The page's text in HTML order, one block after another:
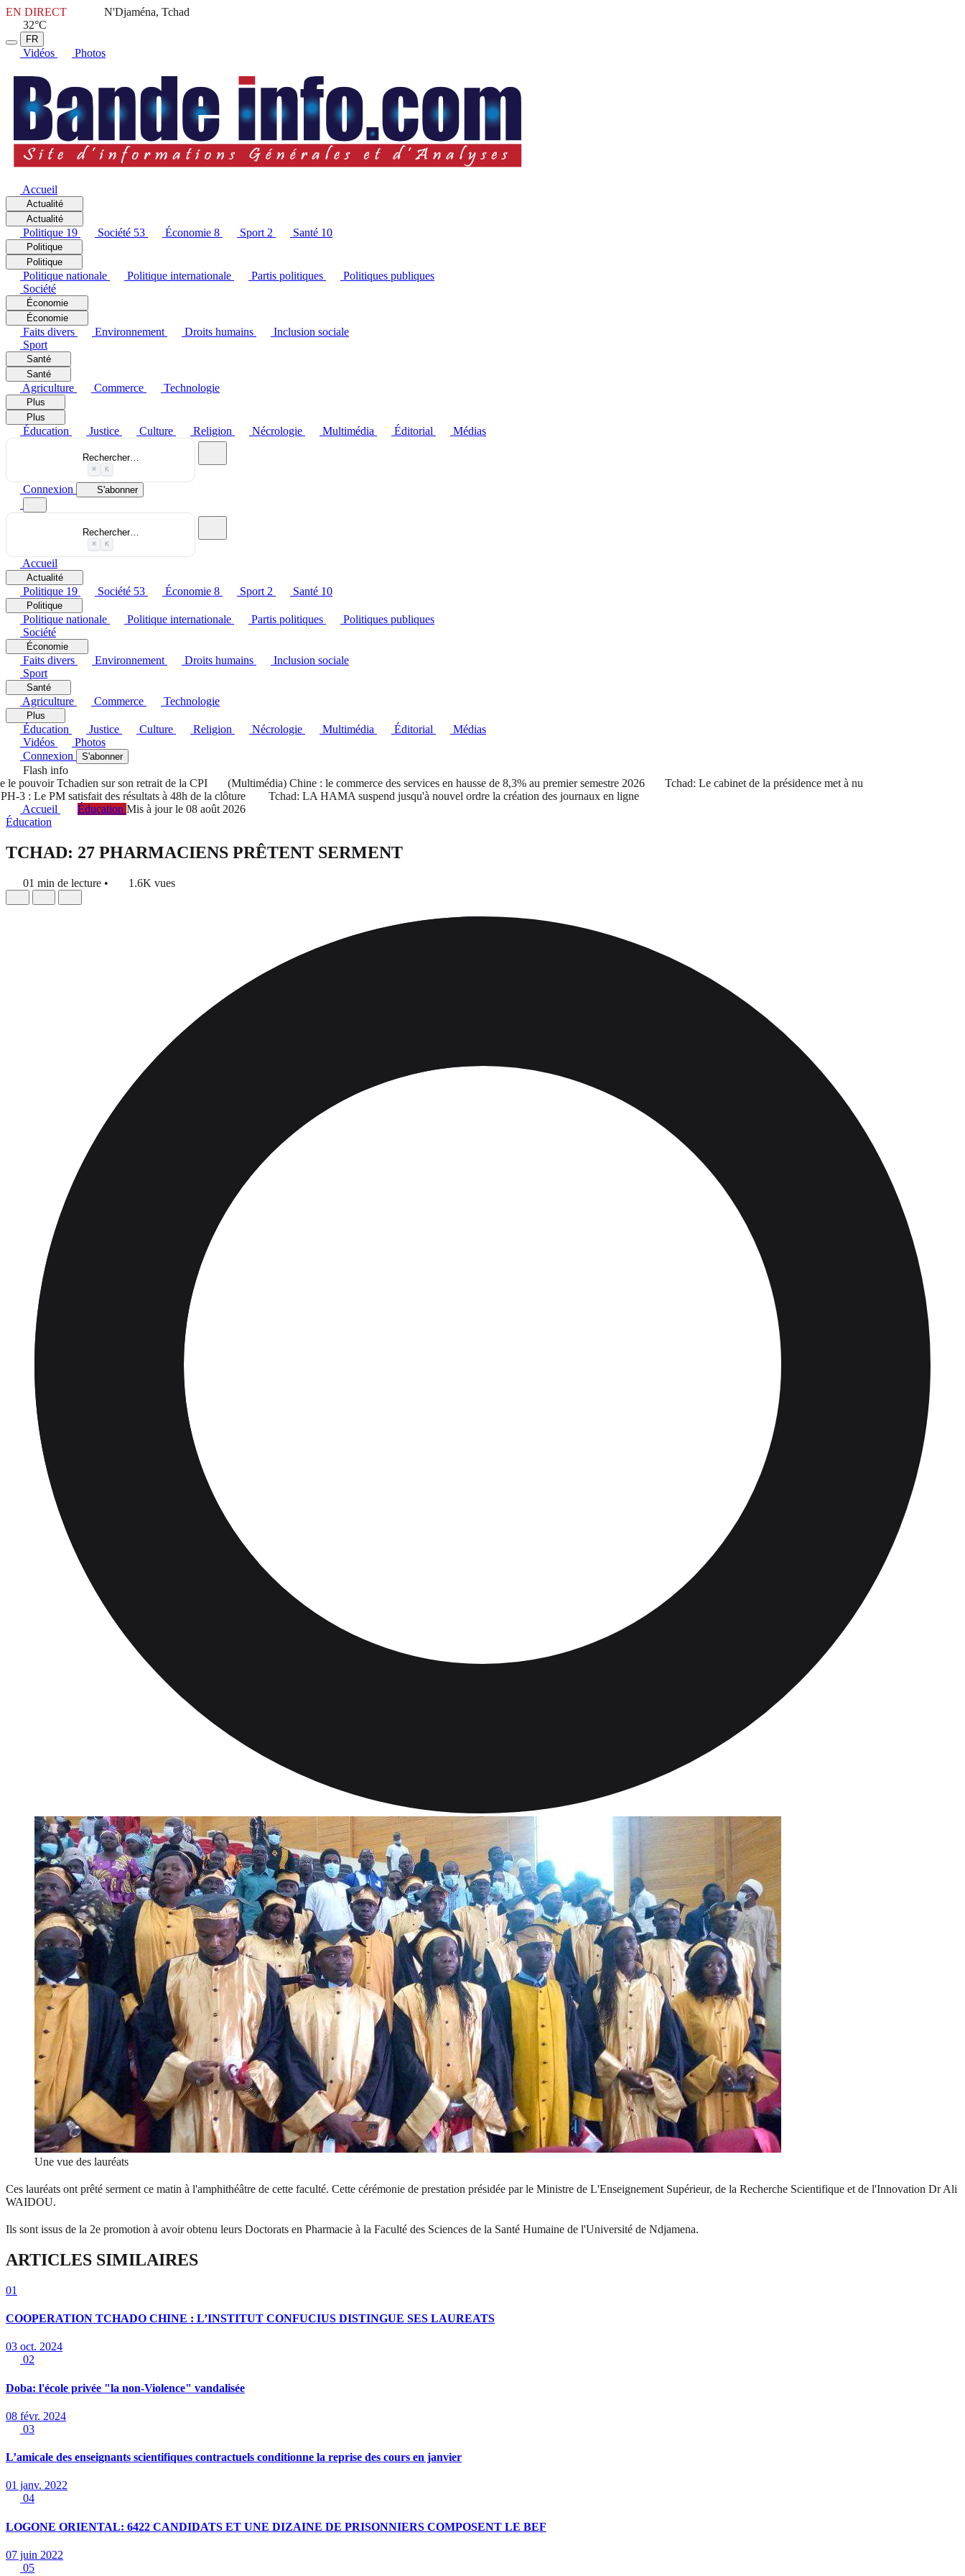
EN DIRECT
N'Djaména, Tchad
32°C
FR
Vidéos Photos
Accueil
Actualité
Actualité
Politique 19 Société 53 Économie 8 Sport 2 Santé 10
Politique
Politique
Politique nationale Politique internationale Partis politiques
Politiques publiques
Société
Économie
Économie
Faits divers Environnement Droits humains
Inclusion sociale
Sport
Santé
Santé
Agriculture Commerce Technologie
Plus
Plus
Éducation Justice Culture Religion Nécrologie Multimédia Éditorial Médias
Rechercher…
⌘ K
Connexion S'abonner
Rechercher…
⌘ K
Accueil
Actualité
Politique 19 Société 53 Économie 8 Sport 2 Santé 10
Politique
Politique nationale Politique internationale Partis politiques
Politiques publiques
Société
Économie
Faits divers Environnement Droits humains
Inclusion sociale
Sport
Santé
Agriculture Commerce Technologie
Plus
Éducation Justice Culture Religion Nécrologie Multimédia Éditorial
Médias
Vidéos
Photos
Connexion
S'abonner
Flash info
Tchadien sur son retrait de la CPI
(Multimédia) Chine : le commerce des services en hausse de 8,3% au premier semestre 2026
Tchad: Le cabinet de la présidence met à nu
: Le PM satisfait des résultats à 48h de la clôture
Tchad: LA HAMA suspend jusqu'à nouvel ordre la création des journaux en ligne
Accueil
Éducation Mis à jour le 08 août 2026
Éducation
TCHAD: 27 PHARMACIENS PRÊTENT SERMENT
01 min de lecture • 1.6K vues
Une vue des lauréats
Ces lauréats ont prêté serment ce matin à l'amphithéâtre de cette faculté. Cette cérémonie de prestation présidée par le Ministre de L'Enseignement Supérieur, de la Recherche Scientifique et de l'Innovation Dr Ali
WAIDOU.
Ils sont issus de la 2e promotion à avoir obtenu leurs Doctorats en Pharmacie à la Faculté des Sciences de la Santé Humaine de l'Université de Ndjamena.
ARTICLES SIMILAIRES
01
COOPERATION TCHADO CHINE : L’INSTITUT CONFUCIUS DISTINGUE SES LAUREATS
03 oct. 2024
02
Doba: l'école privée "la non-Violence" vandalisée
08 févr. 2024
03
L’amicale des enseignants scientifiques contractuels conditionne la reprise des cours en janvier
01 janv. 2022
04
LOGONE ORIENTAL: 6422 CANDIDATS ET UNE DIZAINE DE PRISONNIERS COMPOSENT LE BEF
07 juin 2022
05